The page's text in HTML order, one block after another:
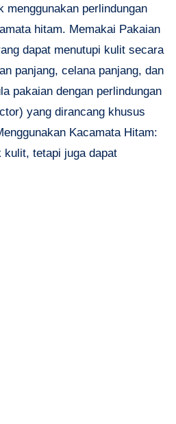
menggunakan perlindungan
hitam. Memakai Pakaian
dapat menutupi kulit secara
panjang, celana panjang, dan
pakaian dengan perlindungan
yang dirancang khusus
Kacamata Hitam:
kulit, tetapi juga dapat